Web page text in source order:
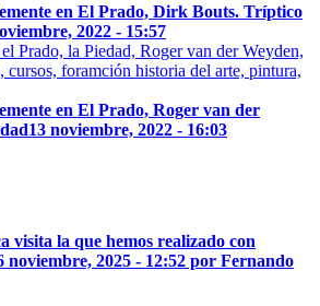
en El Prado, Dirk Bouts. Tríptico
2022 - 15:57
en El Prado, Roger van der
13 noviembre, 2022 - 16:03
visita la que hemos realizado con
noviembre, 2025 - 12:52 por Fernando